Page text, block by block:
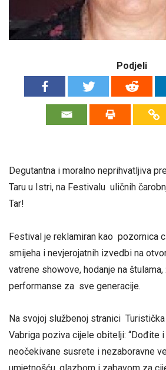
Podjeli
Degutantna i moralno neprihvatljiva
Taru u Istri, na Festivalu uličnih
Tar!
Festival je reklamiran kao pozornica
smijeha i nevjerojatnih izvedbi na
vatrene showove, hodanje na
performanse za sve generacije.
Na svojoj službenoj stranici
Vabriga poziva cijele obitelji: “Dođite
neočekivane susrete i nezaboravne